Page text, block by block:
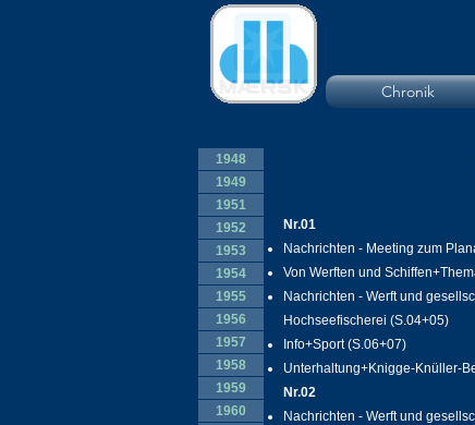
Chronik
1948
1949
1951
1952
1953
1954
1955
1956
1957
1958
1959
1960
Nr.01
Nachrichten - Meeting zum
Von Werften und
Nachrichten - Werft und
Hochseefischerei (S.04+05)
Info+Sport (S.06+07)
Unterhaltung+Knigge-Knüller-
Nr.02
Nachrichten - Werft und